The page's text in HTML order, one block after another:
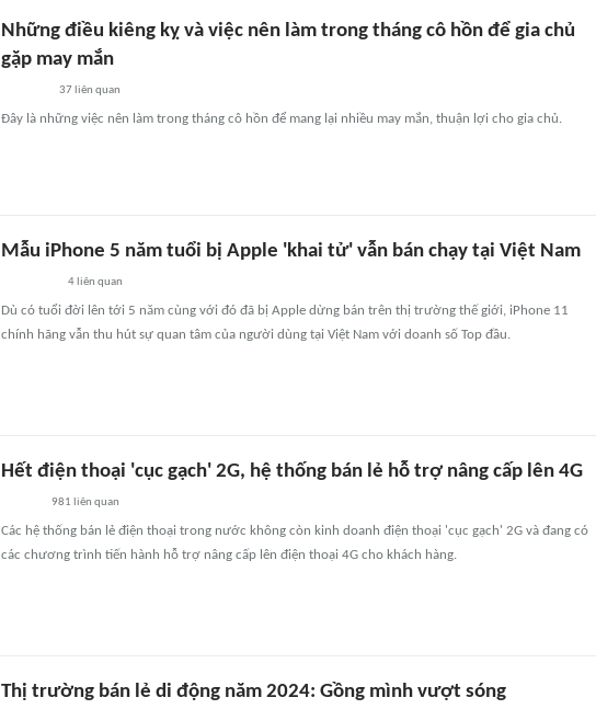
Những điều kiêng kỵ và việc nên làm trong tháng cô hồn để gia chủ
gặp may mắn
37liên quan
Đây là những việc nên làm trong tháng cô hồn để mang lại nhiều may mắn, thuận lợi cho gia chủ.
Mẫu iPhone 5 năm tuổi bị Apple 'khai tử' vẫn bán chạy tại Việt Nam
4liên quan
Dù có tuổi đời lên tới 5 năm cùng với đó đã bị Apple dừng bán trên thị trường thế giới, iPhone 11
chính hãng vẫn thu hút sự quan tâm của người dùng tại Việt Nam với doanh số Top đầu.
Hết điện thoại 'cục gạch' 2G, hệ thống bán lẻ hỗ trợ nâng cấp lên 4G
981 liên quan
Các hệ thống bán lẻ điện thoại trong nước không còn kinh doanh điện thoại 'cục gạch' 2G và đang có
các chương trình tiến hành hỗ trợ nâng cấp lên điện thoại 4G cho khách hàng.
Thị trường bán lẻ di động năm 2024: Gồng mình vượt sóng